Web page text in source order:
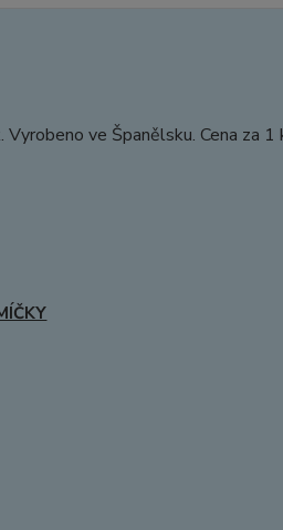
ve Španělsku. Cena za 1